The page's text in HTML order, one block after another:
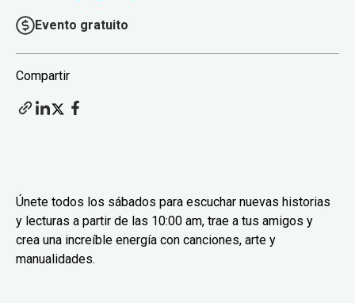
Evento gratuito
Compartir
Únete todos los sábados para escuchar nuevas historias
y lecturas a partir de las 10:00 am, trae a tus amigos y
crea una increíble energía con canciones, arte y
manualidades.